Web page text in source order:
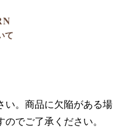
て
い。商品に欠陥がある場
でご了承ください。